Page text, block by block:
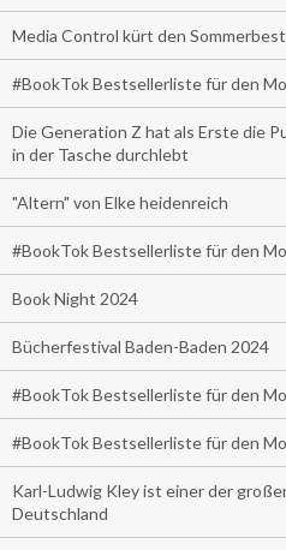
Media Control kürt den
#BookTok Bestsellerliste für den
Die Generation Z hat als Erste die
in der Tasche durchlebt
"Altern" von Elke heidenreich
#BookTok Bestsellerliste für den
Book Night 2024
Bücherfestival Baden-Baden 2024
#BookTok Bestsellerliste für den
#BookTok Bestsellerliste für den
Karl-Ludwig Kley ist einer der
Deutschland